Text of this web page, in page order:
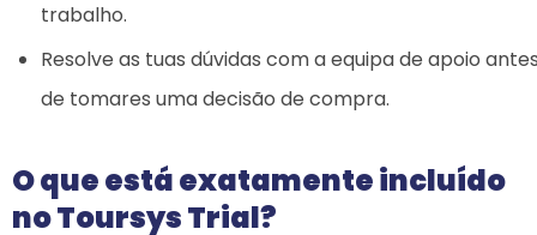
trabalho.
Resolve as tuas dúvidas com a equipa de apoio
de tomares uma decisão de compra.
O que está exatamente incluído
no Toursys Trial?